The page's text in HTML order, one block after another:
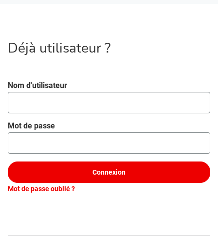
Déjà utilisateur ?
Se connecter
Nom d'utilisateur
Mot de passe
Connexion
Mot de passe oublié ?